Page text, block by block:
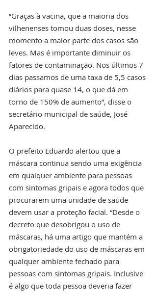
“Graças à vacina, que a maioria dos
vilhenenses tomou duas doses, nesse
momento a maior parte dos casos são
leves. Mas é importante diminuir os
fatores de contaminação. Nos últimos 7
dias passamos de uma taxa de 5,5 casos
diários para quase 14, o que dá em
torno de 150% de aumento”, disse o
secretário municipal de saúde, José
Aparecido.
O prefeito Eduardo alertou que a
máscara continua sendo uma exigência
em qualquer ambiente para pessoas
com sintomas gripais e agora todos que
procurarem uma unidade de saúde
devem usar a proteção facial. “Desde o
decreto que desobrigou o uso de
máscaras, há uma artigo que mantém a
obrigatoriedade do uso de máscaras em
qualquer ambiente fechado para
pessoas com sintomas gripais. Inclusive
é algo que toda pessoa deveria fazer